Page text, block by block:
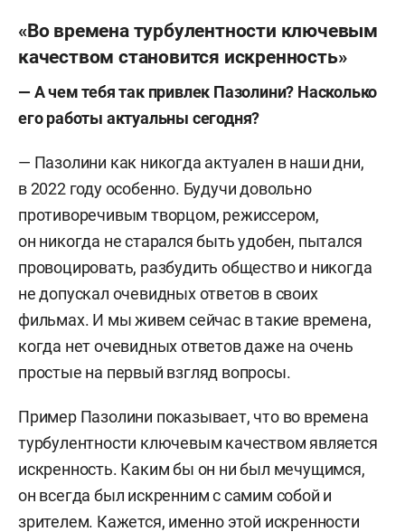
«Во времена турбулентности ключевым
качеством становится искренность»
— А чем тебя так привлек Пазолини? Насколько
его работы актуальны сегодня?
— Пазолини как никогда актуален в наши дни,
в 2022 году особенно. Будучи довольно
противоречивым творцом, режиссером,
он никогда не старался быть удобен, пытался
провоцировать, разбудить общество и никогда
не допускал очевидных ответов в своих
фильмах. И мы живем сейчас в такие времена,
когда нет очевидных ответов даже на очень
простые на первый взгляд вопросы.
Пример Пазолини показывает, что во времена
турбулентности ключевым качеством является
искренность. Каким бы он ни был мечущимся,
он всегда был искренним с самим собой и
зрителем. Кажется, именно этой искренности